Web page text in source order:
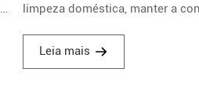
limpeza doméstica, manter a
engrossar detergentes
textura mais viscosa e estável.
Leia mais